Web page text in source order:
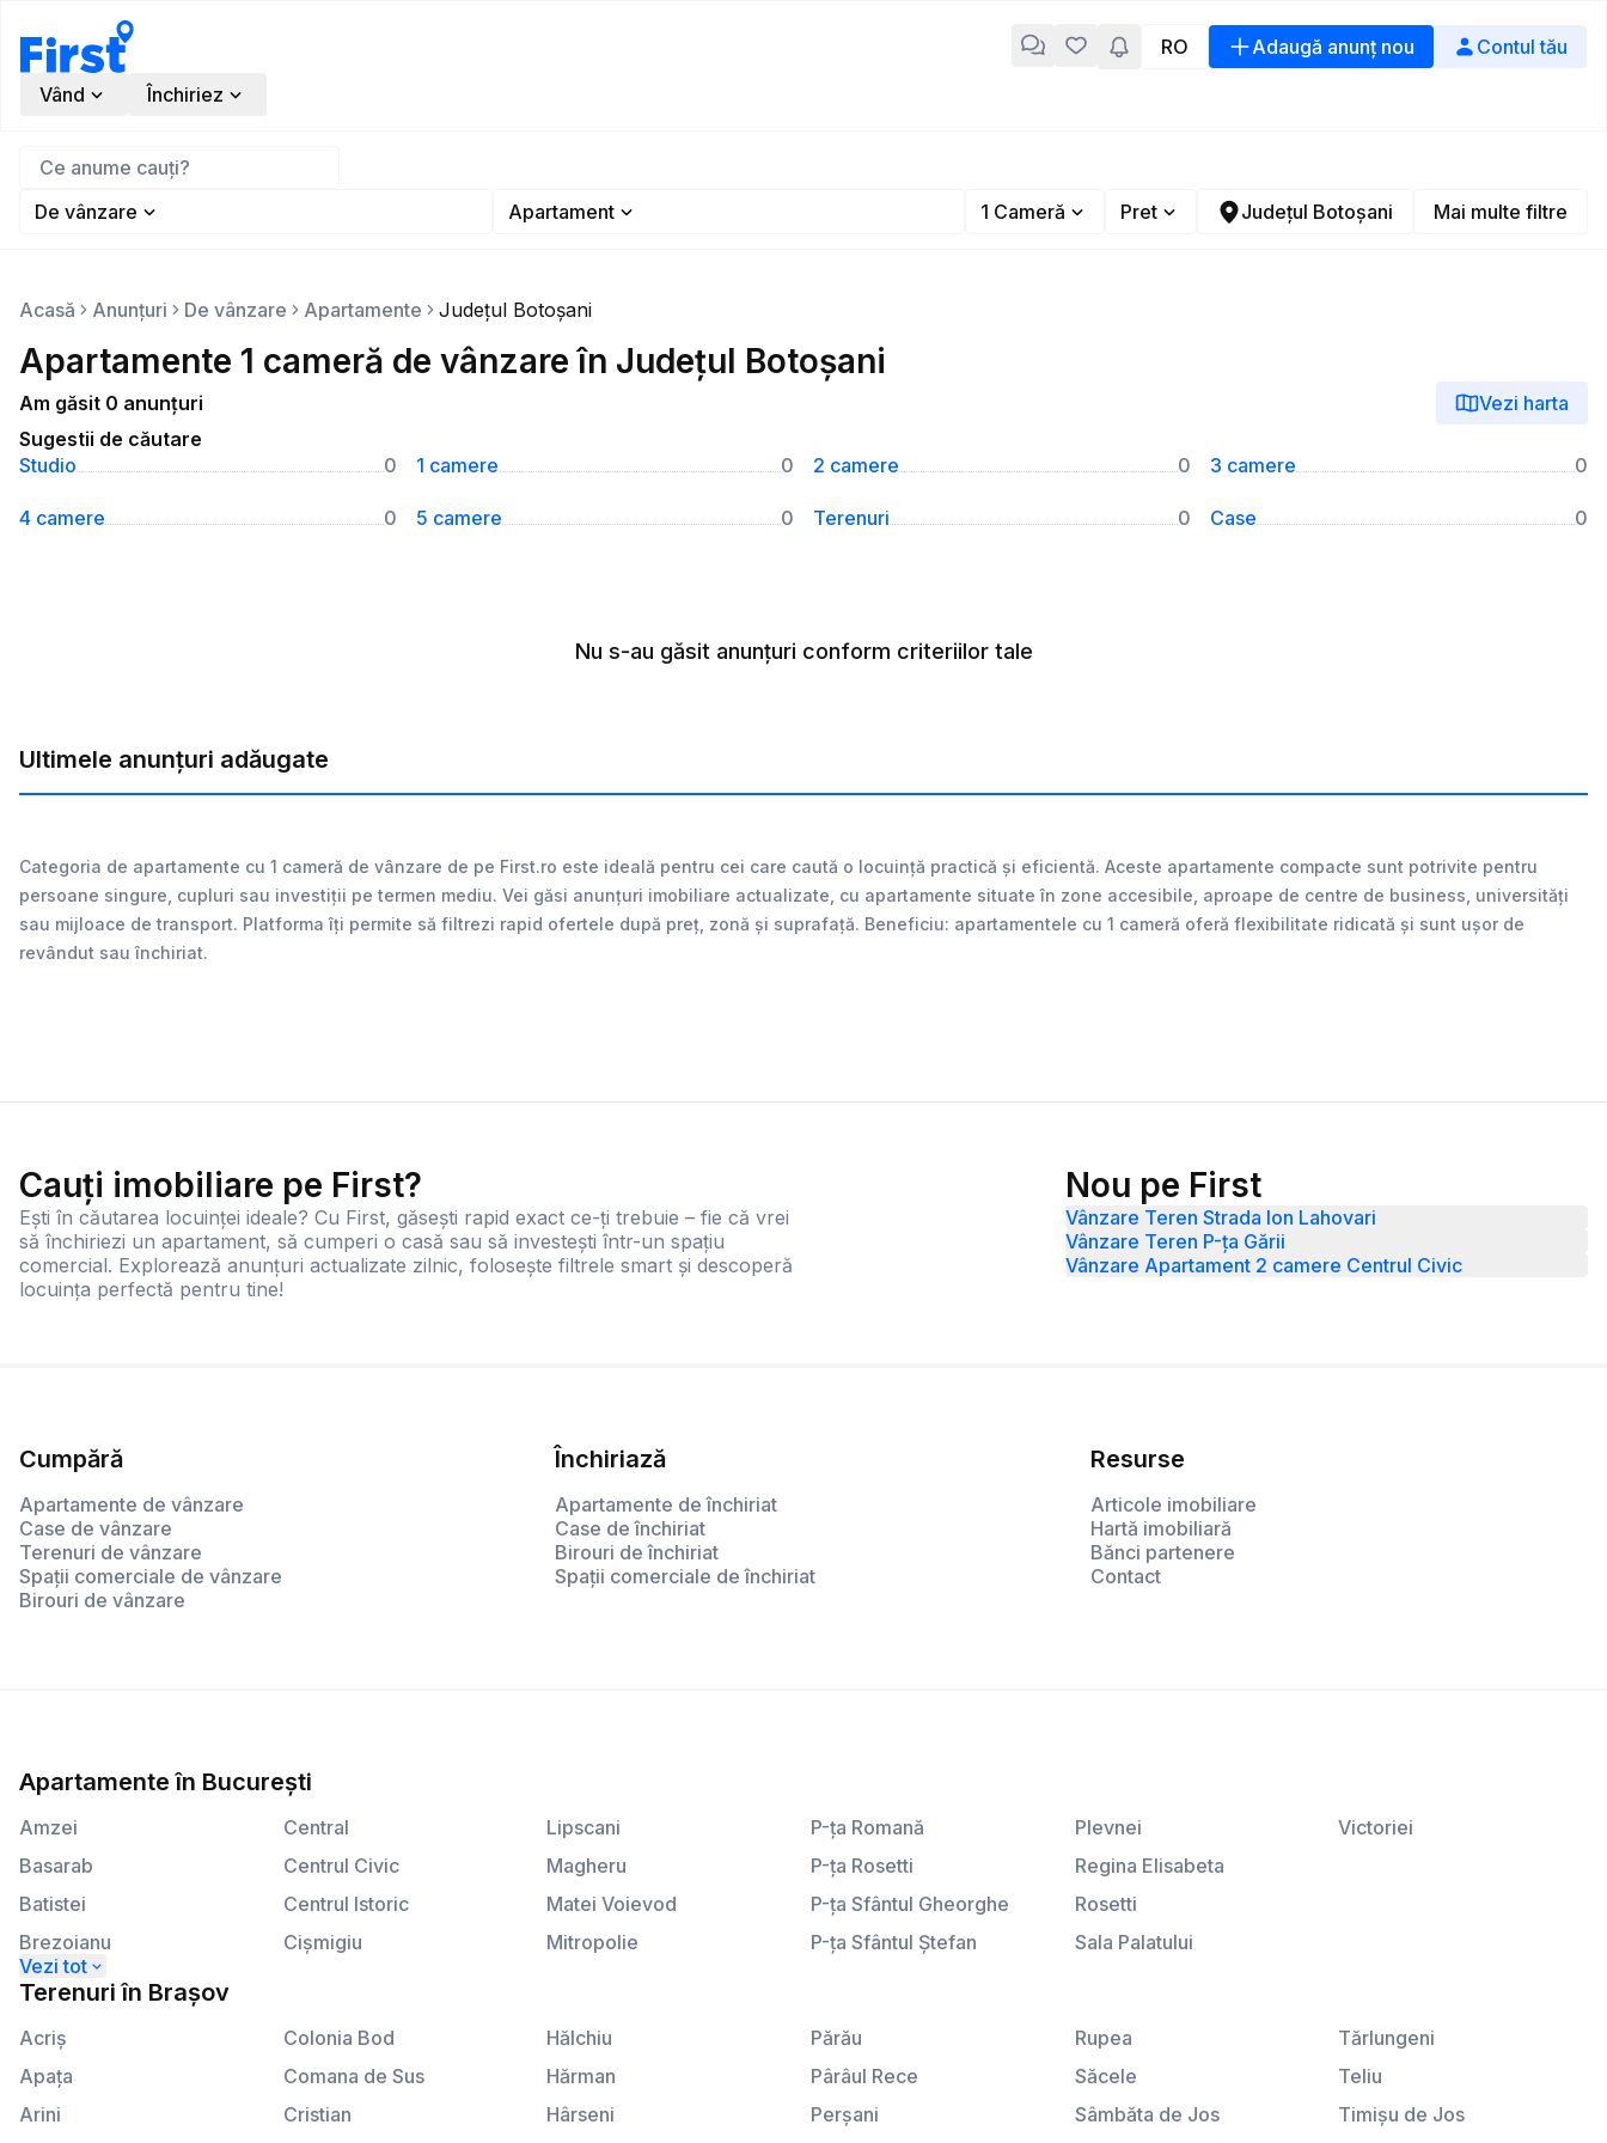
RO Adaugă anunț nou
Contul tău
Vând
Închiriez
De vânzare Apartament 1 Cameră Pret Județul Botoșani Mai multe filtre
Acasă Anunțuri De vânzare Apartamente Județul Botoșani
Apartamente 1 cameră de vânzare în Județul Botoșani
Am găsit 0 anunțuri
Vezi harta
Sugestii de căutare
Studio
0 1 camere 0 2 camere 0 3 camere 0
4 camere 0 5 camere 0 Terenuri 0 Case 0
Nu s-au găsit anunțuri conform criteriilor tale
Ultimele anunțuri adăugate
Categoria de apartamente cu 1 cameră de vânzare de pe First.ro este ideală pentru cei care caută o locuință practică și eficientă. Aceste apartamente compacte sunt potrivite pentru
persoane singure, cupluri sau investiții pe termen mediu. Vei găsi anunțuri imobiliare actualizate, cu apartamente situate în zone accesibile, aproape de centre de business, universități
sau mijloace de transport. Platforma îți permite să filtrezi rapid ofertele după preț, zonă și suprafață. Beneficiu: apartamentele cu 1 cameră oferă flexibilitate ridicată și sunt ușor de
revândut sau închiriat.
Cauți imobiliare pe First?
Ești în căutarea locuinței ideale? Cu First, găsești rapid exact ce-ți trebuie – fie că vrei
să închiriezi un apartament, să cumperi o casă sau să investești într-un spațiu
comercial. Explorează anunțuri actualizate zilnic, folosește filtrele smart și descoperă
locuința perfectă pentru tine!
Nou pe First
Vânzare Teren Strada Ion Lahovari
Vânzare Teren P-ța Gării
Vânzare Apartament 2 camere Centrul Civic
Cumpără
Apartamente de vânzare
Case de vânzare
Terenuri de vânzare
Spații comerciale de vânzare
Birouri de vânzare
Închiriază
Apartamente de închiriat
Case de închiriat
Birouri de închiriat
Spații comerciale de închiriat
Resurse
Articole imobiliare
Hartă imobiliară
Bănci partenere
Contact
Apartamente în București
Amzei
Basarab
Batistei
Brezoianu
Calea Plevnei
Central
Centrul Civic
Centrul Istoric
Cişmigiu
Lipscani
Magheru
Matei Voievod
Mitropolie
P-ţa Romană
P-ţa Rosetti
P-ţa Sfântul Gheorghe
P-ţa Sfântul Ştefan
Plevnei
Regina Elisabeta
Rosetti
Sala Palatului
Victoriei
Terenuri în Brașov
Acriş
Apaţa
Arini
Colonia Bod
Comana de Sus
Cristian
Hălchiu
Hărman
Hârseni
Părău
Pârâul Rece
Perşani
Rupea
Săcele
Sâmbăta de Jos
Tărlungeni
Teliu
Timişu de Jos